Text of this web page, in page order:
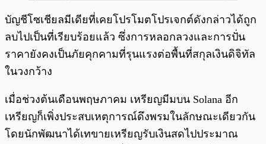
บัญชีโซเชียลมีเดียที่เคยโปรโมตโปรเจกต์ดังกล่าวได้ถูก
ลบไปเป็นที่เรียบร้อยแล้ว ซึ่งการหลอกลวงและการปั่น
ราคายังคงเป็นภัยคุกคามที่รุนแรงต่อพื้นที่สกุลเงินดิจิทัล
ในวงกว้าง
เมื่อช่วงต้นเดือนพฤษภาคม เหรียญมีมบน Solana อีก
เหรียญก็เพิ่งประสบเหตุการณ์ดึงพรมในลักษณะเดียวกัน
โดยนักพัฒนาได้เทขายเหรียญรับเงินสดไปประมาณ